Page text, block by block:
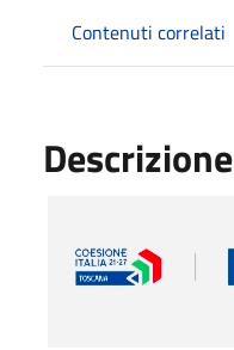
Contenuti correlati
Descrizione